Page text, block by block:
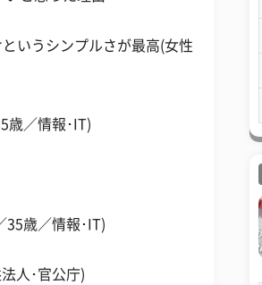
いうシンプルさが最高(女性
歳／情報･IT)
35歳／情報･IT)
人･官公庁)